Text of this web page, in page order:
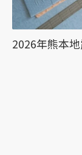
2026年熊本